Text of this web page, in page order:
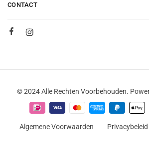
CONTACT
© 2024 Alle Rechten Voorbehouden.
Algemene Voorwaarden Privacybeleid